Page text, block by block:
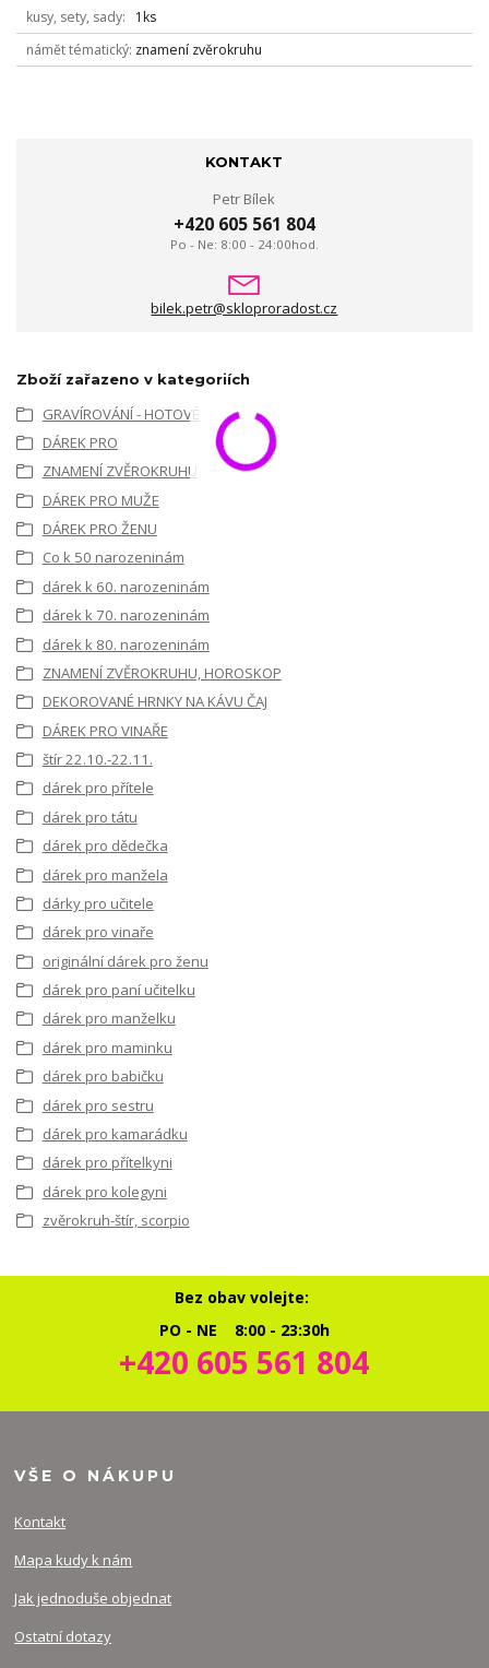
kusy, sety, sady
1ks
námět tématický znamení zvěrokruhu
KONTAKT
Petr Bílek
+420 605 561 804
Po - Ne: 8:00 - 24:00hod.
bilek.petr@skloproradost.cz
Zboží zařazeno v kategoriích
GRAVÍROVÁNÍ - HOTOVÉ
DÁREK PRO
ZNAMENÍ ZVĚROKRUHU
DÁREK PRO MUŽE
DÁREK PRO ŽENU
Co k 50 narozeninám
dárek k 60. narozeninám
dárek k 70. narozeninám
dárek k 80. narozeninám
ZNAMENÍ ZVĚROKRUHU, HOROSKOP
DEKOROVANÉ HRNKY NA KÁVU ČAJ
DÁREK PRO VINAŘE
štír 22.10.-22.11.
dárek pro přítele
dárek pro tátu
dárek pro dědečka
dárek pro manžela
dárky pro učitele
dárek pro vinaře
originální dárek pro ženu
dárek pro paní učitelku
dárek pro manželku
dárek pro maminku
dárek pro babičku
dárek pro sestru
dárek pro kamarádku
dárek pro přítelkyni
dárek pro kolegyni
zvěrokruh-štír, scorpio
Bez obav volejte:
PO - NE 8:00 - 23:30h
+420 605 561 804
VŠE O NÁKUPU
Kontakt
Mapa kudy k nám
Jak jednoduše objednat
Ostatní dotazy